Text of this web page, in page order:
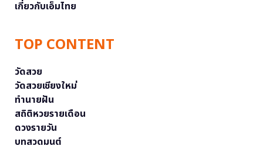
เกี่ยวกับเอ็มไทย
TOP CONTENT
วัดสวย
วัดสวยเชียงใหม่
ทำนายฝัน
สถิติหวยรายเดือน
ดวงรายวัน
บทสวดมนต์